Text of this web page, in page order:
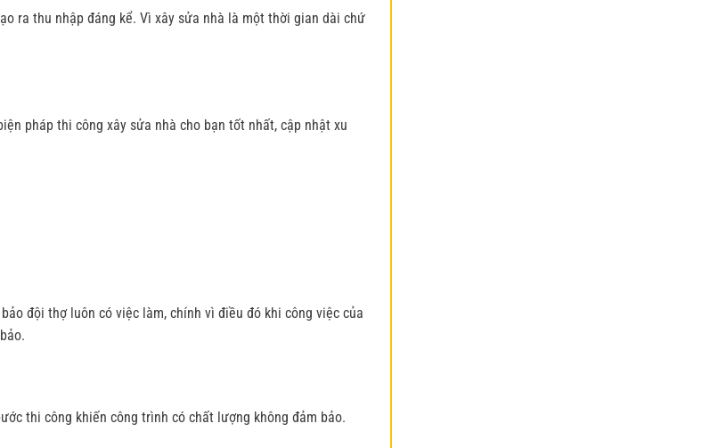
ra thu nhập đáng kể. Vì xây sửa nhà là một thời gian dài chứ
pháp thi công xây sửa nhà cho bạn tốt nhất, cập nhật xu
đội thợ luôn có việc làm, chính vì điều đó khi công việc của
thi công khiến công trình có chất lượng không đảm bảo.